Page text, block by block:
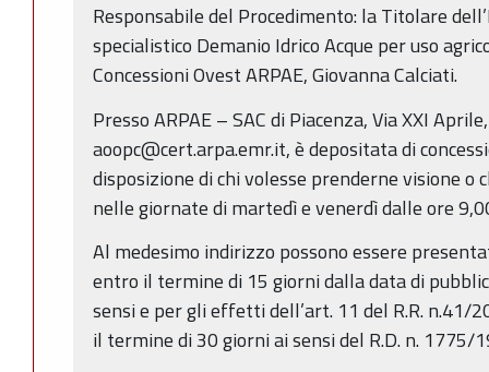
Responsabile del Procedimento: la Titolare
specialistico Demanio Idrico Acque per uso
Concessioni Ovest ARPAE, Giovanna Calciati.
Presso ARPAE – SAC di Piacenza, Via XXI
aoopc@cert.arpa.emr.it, è depositata di
disposizione di chi volesse prenderne visione
nelle giornate di martedì e venerdì dalle ore
Al medesimo indirizzo possono essere
entro il termine di 15 giorni dalla data di
sensi e per gli effetti dell’art. 11 del R.R. n.41/
il termine di 30 giorni ai sensi del R.D. n. 1775/